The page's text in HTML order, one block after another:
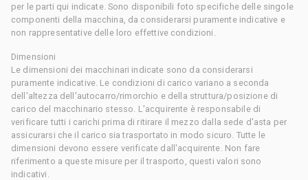
per le parti qui indicate. Sono disponibili foto specifiche delle singole
componenti della macchina, da considerarsi puramente indicative e
non rappresentative delle loro effettive condizioni.
Dimensioni
Le dimensioni dei macchinari indicate sono da considerarsi
puramente indicative. Le condizioni di carico variano a seconda
dell'altezza dell'autocarro/rimorchio e della struttura/posizione di
carico del macchinario stesso. L'acquirente è responsabile di
verificare tutti i carichi prima di ritirare il mezzo dalla sede d'asta per
assicurarsi che il carico sia trasportato in modo sicuro. Tutte le
dimensioni devono essere verificate dall'acquirente. Non fare
riferimento a queste misure per il trasporto, questi valori sono
indicativi.